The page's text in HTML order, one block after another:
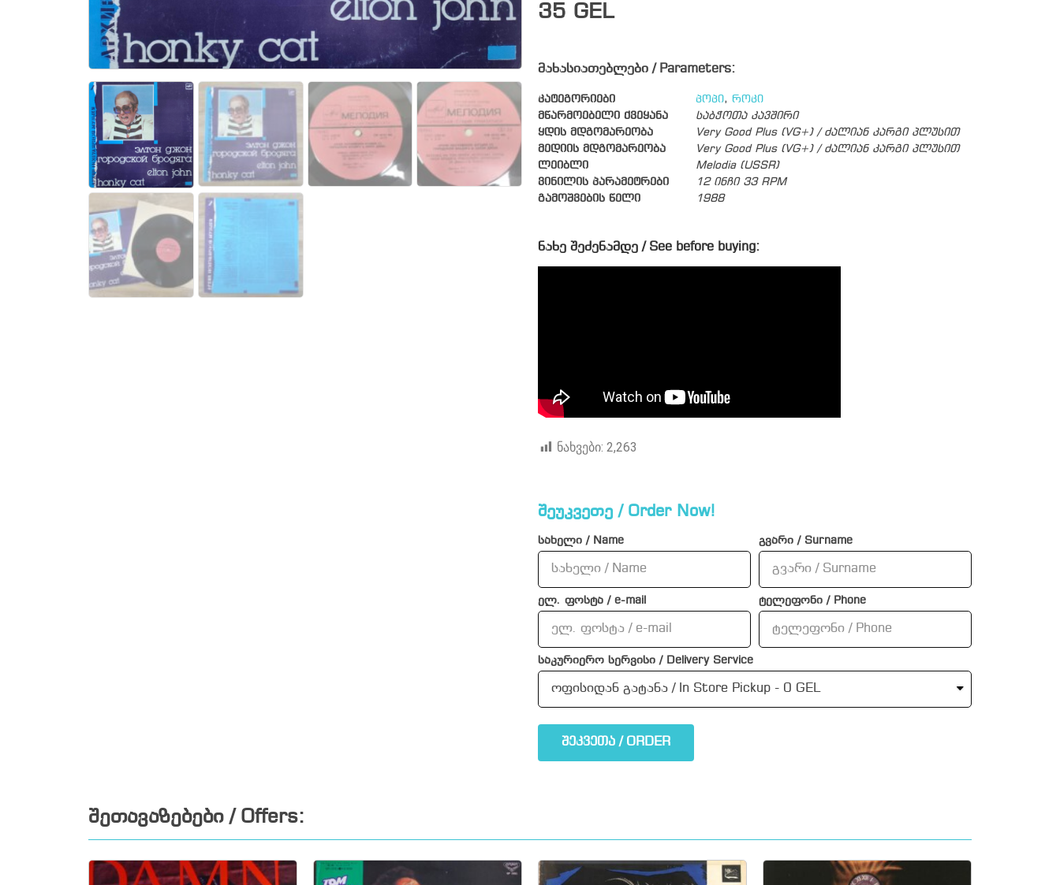
35 GEL
მახასიათებლები / Parameters:
კატეგორიები პოპი, როკი
მწარმოებელი ქვეყანა
საბჭოთა კავშირი
ყდის მდგომარეობა
Very Good Plus (VG+) / ძალიან კარგი პლუსით
მედიის მდგომარეობა
Very Good Plus (VG+) / ძალიან კარგი პლუსით
ლეიბლი
Melodia (USSR)
ვინილის პარამეტრები
12 ინჩი 33 RPM
გამოშვების წელი
1988
ნახე შეძენამდე / See before buying:
ნახვები: 2,263
შეუკვეთე / Order Now!
სახელი / Name გვარი / Surname
ელ. ფოსტა / e-mail ტელეფონი / Phone
საკურიერო სერვისი / Delivery Service
შეკვეთა / ORDER
შეთავაზებები / Offers: